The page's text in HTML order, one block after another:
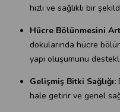
hızlı ve sağlıklı bir
Hücre Bölünmesini
dokularında hücre
yapı oluşumunu
Gelişmiş Bitki Sağlığı:
hale getirir ve genel